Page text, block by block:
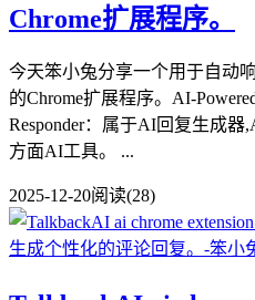
Chrome扩展程序。
今天笨小兔分享一个用于自动
的Chrome扩展程序。AI-
Responder：属于AI回复生成
方面AI工具。 ...
2025-12-20阅读(28)